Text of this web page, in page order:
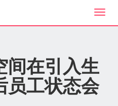
切
换
间在引入生
员工状态会